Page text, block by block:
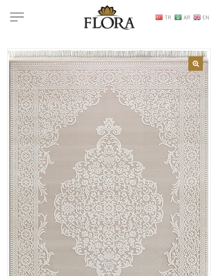
TR AR EN